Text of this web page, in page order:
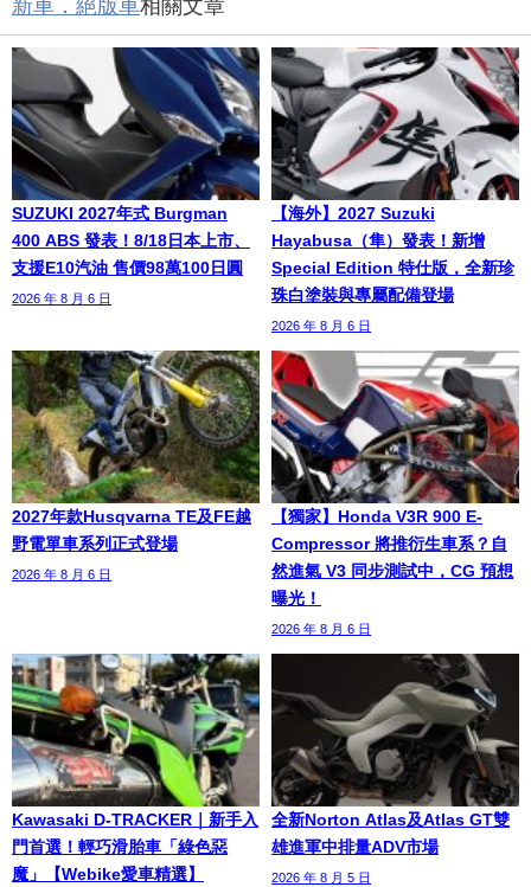
新車．絕版車相關文章
SUZUKI 2027年式 Burgman
400 ABS 發表！8/18日本上市、
支援E10汽油 售價98萬100日圓
2026 年 8 月 6 日
【海外】2027 Suzuki
Hayabusa（隼）發表！新增
Special Edition 特仕版，全新珍
珠白塗裝與專屬配備登場
2026 年 8 月 6 日
2027年款Husqvarna TE及FE越
野電單車系列正式登場
2026 年 8 月 6 日
【獨家】Honda V3R 900 E-
Compressor 將推衍生車系？自
然進氣 V3 同步測試中，CG 預想
曝光！
2026 年 8 月 6 日
Kawasaki D-TRACKER｜新手入
門首選！輕巧滑胎車「綠色惡
魔」【Webike愛車精選】
全新Norton Atlas及Atlas GT雙
雄進軍中排量ADV市場
2026 年 8 月 5 日